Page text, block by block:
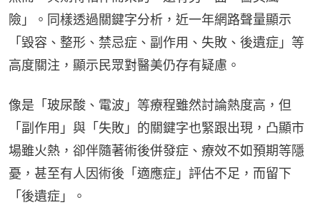
險」。同樣透過關鍵字分析，近一年網路聲量顯示
「毀容、整形、禁忌症、副作用、失敗、後遺症」等
高度關注，顯示民眾對醫美仍存有疑慮。
像是「玻尿酸、電波」等療程雖然討論熱度高，但
「副作用」與「失敗」的關鍵字也緊跟出現，凸顯市
場雖火熱，卻伴隨著術後併發症、療效不如預期等隱
憂，甚至有人因術後「適應症」評估不足，而留下
「後遺症」。